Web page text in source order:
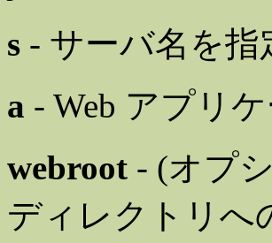
s - サーバ名を指
a - Web アプリ
webroot - (オプ
ディレクトリへ